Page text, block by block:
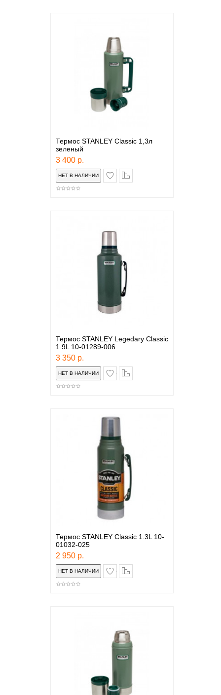
Термос STANLEY Classic 1,3л
зеленый
3 400 р.
в закладки
Термос STANLEY Legedary Classic
1.9L 10-01289-006
3 350 р.
в закладки
Термос STANLEY Classic 1.3L 10-
01032-025
2 950 р.
в закладки